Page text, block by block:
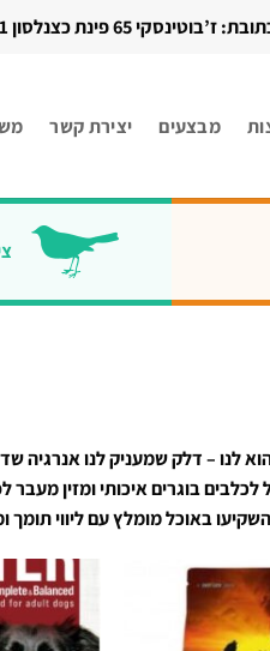
ז’בוטינסקי 65 פינת כצנלסון 1, ראשון לציון
מבצעים יצירת קשר
לנו – דלק שמעניק לנו אנרגיה
בוגרים איכותי ומזין מעבר
באוכל מומלץ עם ליווי תומך